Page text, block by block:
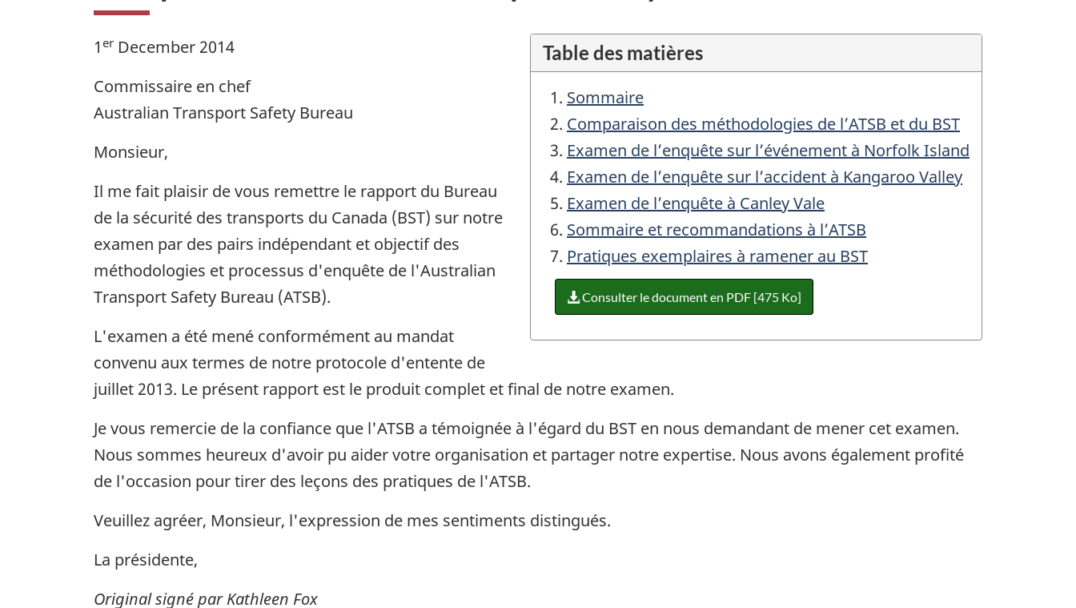
Table des matières
Sommaire
Comparaison des méthodologies de l’ATSB et du BST
Examen de l’enquête sur l’événement à Norfolk Island
Examen de l’enquête sur l’accident à Kangaroo Valley
Examen de l’enquête à Canley Vale
Sommaire et recommandations à l’ATSB
Pratiques exemplaires à ramener au BST
Consulter le document en PDF [475 Ko]
1 er December 2014
Commissaire en chef
Australian Transport Safety Bureau
Monsieur,
Il me fait plaisir de vous remettre le rapport du Bureau
de la sécurité des transports du Canada (BST) sur notre
examen par des pairs indépendant et objectif des
méthodologies et processus d'enquête de l'Australian
Transport Safety Bureau (ATSB).
L'examen a été mené conformément au mandat
convenu aux termes de notre protocole d'entente de
juillet 2013. Le présent rapport est le produit complet et final de notre examen.
Je vous remercie de la confiance que l'ATSB a témoignée à l'égard du BST en nous demandant de mener cet examen.
Nous sommes heureux d'avoir pu aider votre organisation et partager notre expertise. Nous avons également profité
de l'occasion pour tirer des leçons des pratiques de l'ATSB.
Veuillez agréer, Monsieur, l'expression de mes sentiments distingués.
La présidente,
Original signé par Kathleen Fox